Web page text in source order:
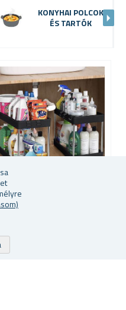
KONYHAI POLCOK
ÉS TARTÓK
KÉTSZINTES MOSOGATÓ
ALATTI RENDEZŐ